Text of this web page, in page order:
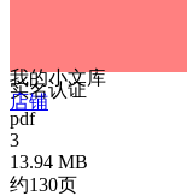
我的小文库
实名认证
店铺
pdf
3
13.94 MB
约130页